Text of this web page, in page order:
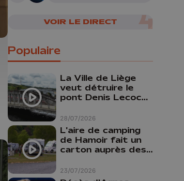
VOIR LE DIRECT
Populaire
28/07/2026
La Ville de Liège
veut détruire le
pont Denis Lecocq
budget pour le
faire
23/07/2026
L'aire de camping
de Hamoir fait un
carton auprès des